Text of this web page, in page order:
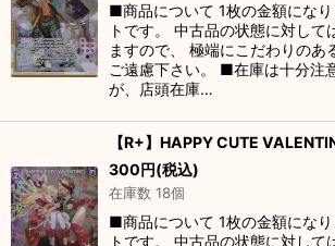
■商品について 1枚の金額にな
トです。 中古品の状態に対して
ますので、 極端にこだわりのあ
ご遠慮下さい。 ■在庫は十分注
が、店頭在庫…
【R+】HAPPY CUTE
300円(税込)
在庫数 18個
■商品について 1枚の金額にな
トです。 中古品の状態に対して